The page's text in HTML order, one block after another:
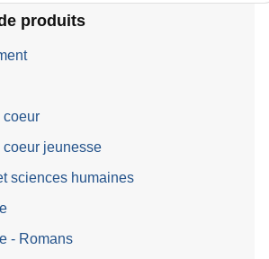
produits
coeur
coeur jeunesse
sciences humaines
- Romans